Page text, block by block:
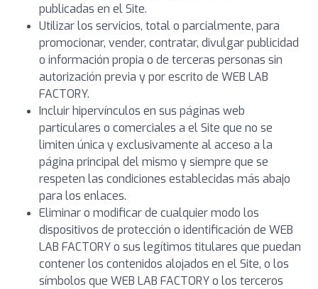
publicadas en el Site.
Utilizar los servicios, total o parcialmente, para
promocionar, vender, contratar, divulgar publicidad
o información propia o de terceras personas sin
autorización previa y por escrito de WEB LAB
FACTORY.
Incluir hipervínculos en sus páginas web
particulares o comerciales a el Site que no se
limiten única y exclusivamente al acceso a la
página principal del mismo y siempre que se
respeten las condiciones establecidas más abajo
para los enlaces.
Eliminar o modificar de cualquier modo los
dispositivos de protección o identificación de WEB
LAB FACTORY o sus legítimos titulares que puedan
contener los contenidos alojados en el Site, o los
símbolos que WEB LAB FACTORY o los terceros